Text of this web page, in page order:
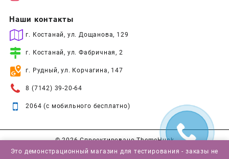
Наши контакты
г. Костанай, ул. Дощанова, 129
г. Костанай, ул. Фабричная, 2
г. Рудный, ул. Корчагина, 147
8 (7142) 39-20-64
2064 (с мобильного бесплатно)
© 2026Спроектировано ThemeHunk
Это демонстрационный магазин для тестирования - заказы не